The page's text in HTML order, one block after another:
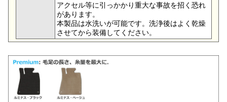
アクセル等に引っかかり重大な事故を招く恐れ
があります。
本製品は水洗いが可能です。洗浄後はよく乾燥
させてから装備してください。